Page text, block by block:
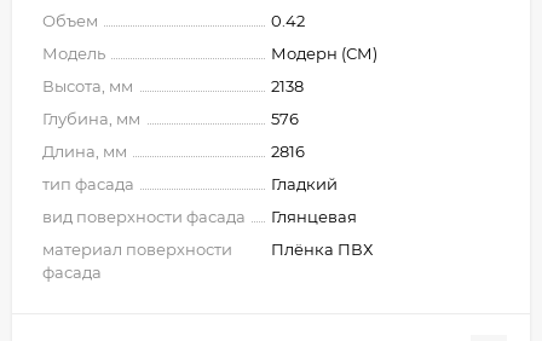
Объем
0.42
Модель
Модерн (СМ)
Высота, мм
2138
Глубина, мм
576
Длина, мм
2816
тип фасада
Гладкий
вид поверхности фасада
Глянцевая
материал поверхности
фасада
Плёнка ПВХ